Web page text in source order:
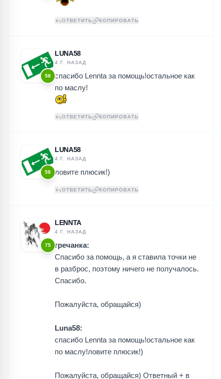
ОТВЕТИТЬ КОПИРОВАТЬ
58
LUNA58
4 Г. НАЗАД
спасибо Lennta за помощь!остальное как
по маслу!
ОТВЕТИТЬ КОПИРОВАТЬ
58
LUNA58
4 Г. НАЗАД
ловите плюсик!)
ОТВЕТИТЬ КОПИРОВАТЬ
75
LENNTA
4 Г. НАЗАД
гречанка:
Спасибо за помощь, а я ставила точки не
в разброс, поэтому ничего не получалось.
Спасибо.
Пожалуйста, обращайся)
Luna58:
спасибо Lennta за помощь!остальное как
по маслу!ловите плюсик!)
Пожалуйста, обращайся) Ответный + в